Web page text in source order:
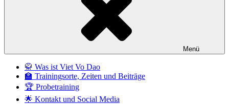
Menü
🥋 Was ist Viet Vo Dao
🏫 Trainingsorte, Zeiten und Beiträge
🏆 Probetraining
🌟 Kontakt und Social Media